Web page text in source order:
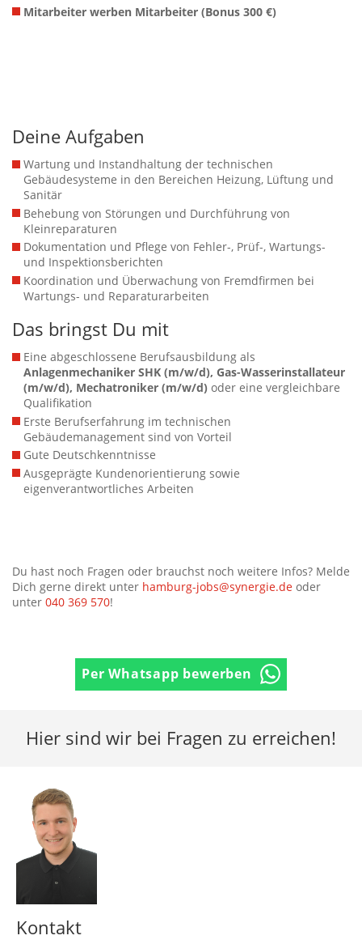
Mitarbeiter werben Mitarbeiter (Bonus 300 €)
Deine Aufgaben
Wartung und Instandhaltung der technischen
Gebäudesysteme in den Bereichen Heizung, Lüftung und
Sanitär
Behebung von Störungen und Durchführung von
Kleinreparaturen
Dokumentation und Pflege von Fehler-, Prüf-, Wartungs-
und Inspektionsberichten
Koordination und Überwachung von Fremdfirmen bei
Wartungs- und Reparaturarbeiten
Das bringst Du mit
Eine abgeschlossene Berufsausbildung als
Anlagenmechaniker SHK (m/w/d), Gas-Wasserinstallateur
(m/w/d), Mechatroniker (m/w/d) oder eine vergleichbare
Qualifikation
Erste Berufserfahrung im technischen
Gebäudemanagement sind von Vorteil
Gute Deutschkenntnisse
Ausgeprägte Kundenorientierung sowie
eigenverantwortliches Arbeiten
Du hast noch Fragen oder brauchst noch weitere Infos? Melde
Dich gerne direkt unter hamburg-jobs@synergie.de oder
unter 040 369 570!
Per Whatsapp bewerben
Hier sind wir bei Fragen zu erreichen!
Kontakt